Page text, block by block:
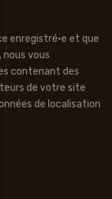
enregistré·e et que
vous
contenant des
de votre site
de localisation